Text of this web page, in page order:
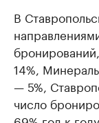
В
14%,
— 5%,
число